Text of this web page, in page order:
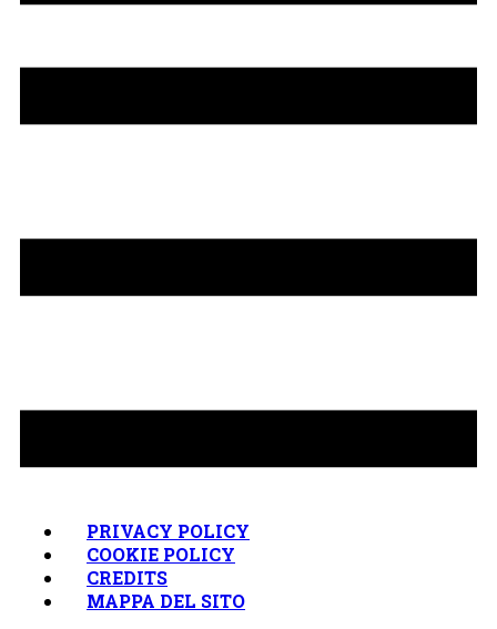
PRIVACY POLICY
COOKIE POLICY
CREDITS
MAPPA DEL SITO